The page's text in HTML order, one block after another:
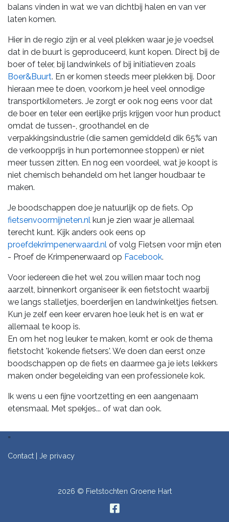
balans vinden in wat we van dichtbij halen en van ver
laten komen.
Hier in de regio zijn er al veel plekken waar je je voedsel
dat in de buurt is geproduceerd, kunt kopen. Direct bij de
boer of teler, bij landwinkels of bij initiatieven zoals
Boer&Buurt. En er komen steeds meer plekken bij. Door
hieraan mee te doen, voorkom je heel veel onnodige
transportkilometers. Je zorgt er ook nog eens voor dat
de boer en teler een eerlijke prijs krijgen voor hun product
omdat de tussen-, groothandel en de
verpakkingsindustrie (die samen gemiddeld dik 65% van
de verkoopprijs in hun portemonnee stoppen) er niet
meer tussen zitten. En nog een voordeel, wat je koopt is
niet chemisch behandeld om het langer houdbaar te
maken.
Je boodschappen doe je natuurlijk op de fiets. Op
fietsenvoormijneten.nl kun je zien waar je allemaal
terecht kunt. Kijk anders ook eens op
proefdekrimpenerwaard.nl of volg Fietsen voor mijn eten
- Proef de Krimpenerwaard op Facebook.
Voor iedereen die het wel zou willen maar toch nog
aarzelt, binnenkort organiseer ik een fietstocht waarbij
we langs stalletjes, boerderijen en landwinkeltjes fietsen.
Kun je zelf een keer ervaren hoe leuk het is en wat er
allemaal te koop is.
En om het nog leuker te maken, komt er ook de thema
fietstocht 'kokende fietsers'. We doen dan eerst onze
boodschappen op de fiets en daarmee ga je iets lekkers
maken onder begeleiding van een professionele kok.
Ik wens u een fijne voortzetting en een aangenaam
etensmaal. Met spekjes... of wat dan ook.
=
Contact | Je privacy
2026 © Fietstochten Groene Hart